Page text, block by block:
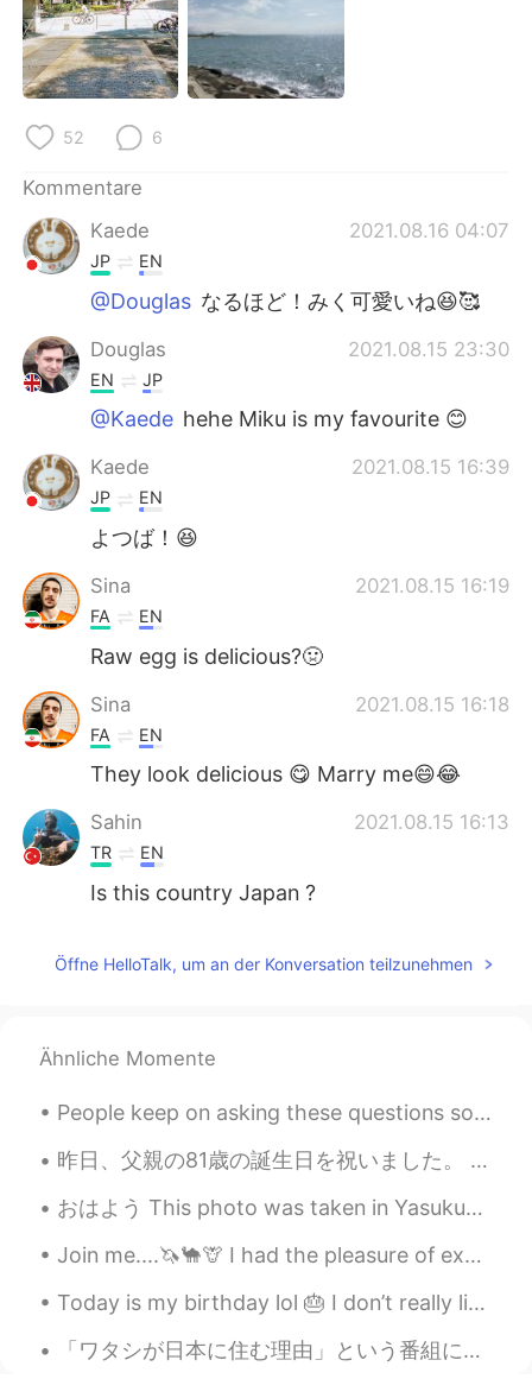
Português
52 6
Kommentare
Kaede
2021.08.16 04:07
JP EN
@Douglas なるほど！みく可愛いね😆🥰
Douglas 2021.08.15 23:30
EN JP
@Kaede hehe Miku is my favourite 😊
Kaede 2021.08.15 16:39
JP EN
よつば！😆
Sina 2021.08.15 16:19
FA EN
Raw egg is delicious?🤢
Sina 2021.08.15 16:18
FA EN
They look delicious 😋 Marry me😄😂
Sahin 2021.08.15 16:13
TR EN
Is this country Japan ?
Öffne HelloTalk, um an der Konversation teilzunehmen
Ähnliche Momente
People keep on asking these questions so I decided to answer them again and pin it to my profile ...
昨日、父親の81歳の誕生日を祝いました。 コロナウイルスのせいで、去年、パーティーができなくて、寂しかったです。 でも、今年、みんなワクチンを受けたので、安全に集まりました。 久しぶりに家族にみ...
おはよう This photo was taken in Yasukuni Shrine this year in March. It was my last day in Japan. (a...
Join me....🦄🐪🦒 I had the pleasure of exploring and indulging in crude photography on my birthday 💕
Today is my birthday lol 🎂 I don’t really like to celebrate my birthday though 😅 It was still a ...
「ワタシが日本に住む理由」という番組に出ることになりました! 番組の放送は明日、9月7日(月)です。BSテレビ東京、夜9時からスタート! 全国放送なので、暇ならどうぞみてください。 あまり期待...